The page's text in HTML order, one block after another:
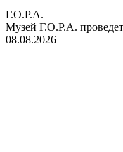
Г.О.Р.А.
Музей Г.О.Р.А.
08.08.2026